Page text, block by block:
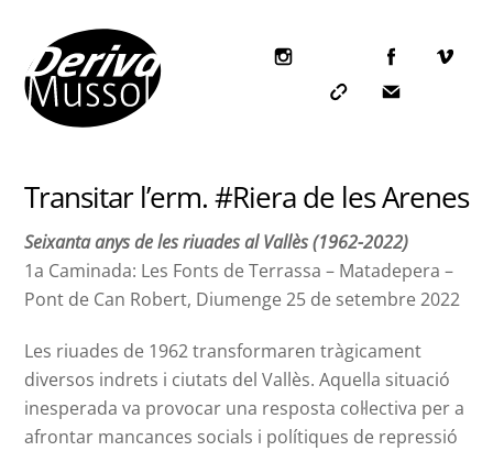
content
Icon
Icon
Icon
Transitar l’erm. #Riera de les Arenes
Seixanta anys de les riuades al Vallès (1962-2022)
1a Caminada: Les Fonts de Terrassa – Matadepera –
Pont de Can Robert, Diumenge 25 de setembre 2022
Les riuades de 1962 transformaren tràgicament
diversos indrets i ciutats del Vallès. Aquella situació
inesperada va provocar una resposta col·lectiva per a
afrontar mancances socials i polítiques de repressió